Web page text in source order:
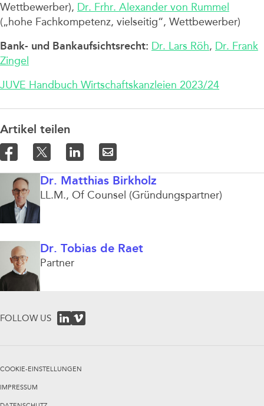
Wettbewerber), Dr. Frhr. Alexander von Rummel
(„hohe Fachkompetenz, vielseitig“, Wettbewerber)
Bank- und Bankaufsichtsrecht: Dr. Lars Röh, Dr. Frank
Zingel
JUVE Handbuch Wirtschaftskanzleien 2023/24
Artikel teilen
Dr. Matthias Birkholz
LL.M. Of Counsel (Gründungspartner)
Dr. Tobias de Raet
Partner
FOLLOW US
COOKIE-EINSTELLUNGEN
IMPRESSUM